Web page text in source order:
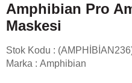
Amphibian Pro
Maskesi
Stok Kodu
Marka : Amphibian